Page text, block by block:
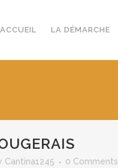
ACCUEIL LA DÉMARCHE
Cantina1245 0 Comments